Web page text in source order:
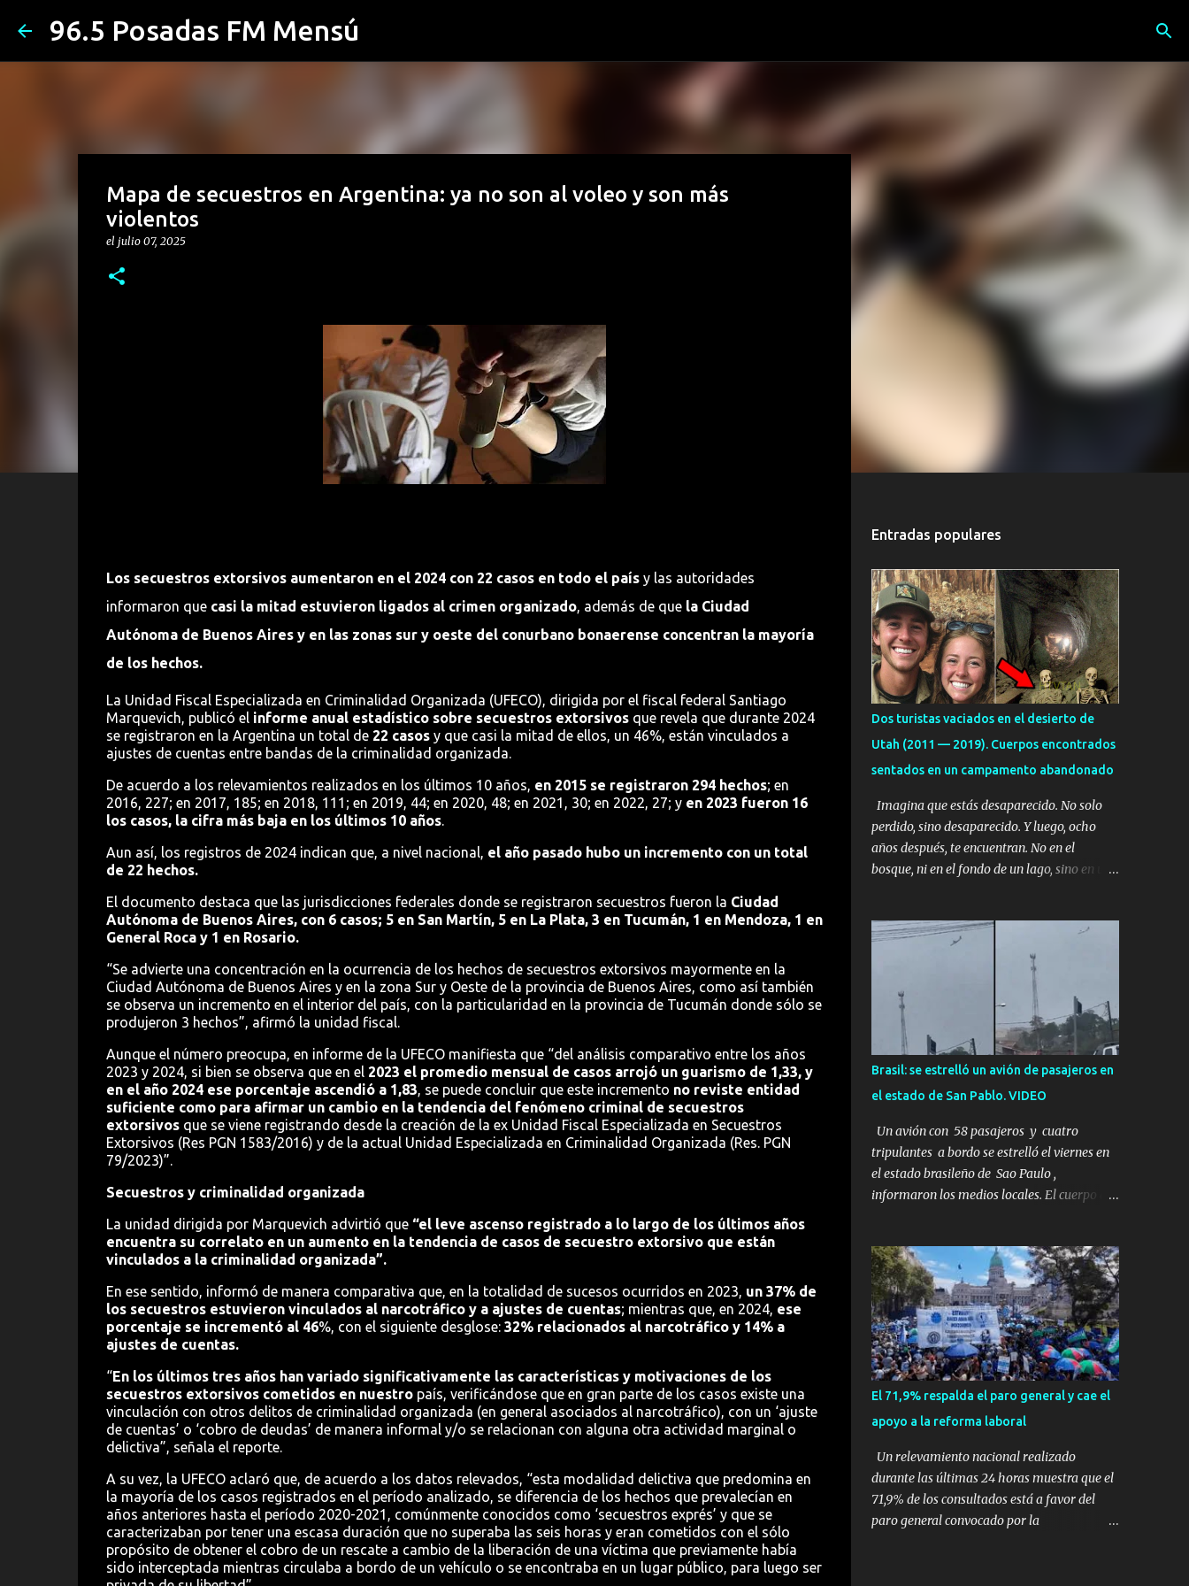
96.5 Posadas FM Mensú
Mapa de secuestros en Argentina: ya no son al voleo y son más
violentos
el julio 07, 2025
Los secuestros extorsivos aumentaron en el 2024 con 22 casos en todo el país y las autoridades
informaron que casi la mitad estuvieron ligados al crimen organizado, además de que la Ciudad
Autónoma de Buenos Aires y en las zonas sur y oeste del conurbano bonaerense concentran la mayoría
de los hechos.
La Unidad Fiscal Especializada en Criminalidad Organizada (UFECO), dirigida por el fiscal federal Santiago
Marquevich, publicó el informe anual estadístico sobre secuestros extorsivos que revela que durante 2024
se registraron en la Argentina un total de 22 casos y que casi la mitad de ellos, un 46%, están vinculados a
ajustes de cuentas entre bandas de la criminalidad organizada.
De acuerdo a los relevamientos realizados en los últimos 10 años, en 2015 se registraron 294 hechos; en
2016, 227; en 2017, 185; en 2018, 111; en 2019, 44; en 2020, 48; en 2021, 30; en 2022, 27; y en 2023 fueron 16
los casos, la cifra más baja en los últimos 10 años.
Aun así, los registros de 2024 indican que, a nivel nacional, el año pasado hubo un incremento con un total
de 22 hechos.
El documento destaca que las jurisdicciones federales donde se registraron secuestros fueron la Ciudad
Autónoma de Buenos Aires, con 6 casos; 5 en San Martín, 5 en La Plata, 3 en Tucumán, 1 en Mendoza, 1 en
General Roca y 1 en Rosario.
“Se advierte una concentración en la ocurrencia de los hechos de secuestros extorsivos mayormente en la
Ciudad Autónoma de Buenos Aires y en la zona Sur y Oeste de la provincia de Buenos Aires, como así también
se observa un incremento en el interior del país, con la particularidad en la provincia de Tucumán donde sólo se
produjeron 3 hechos”, afirmó la unidad fiscal.
Aunque el número preocupa, en informe de la UFECO manifiesta que “del análisis comparativo entre los años
2023 y 2024, si bien se observa que en el 2023 el promedio mensual de casos arrojó un guarismo de 1,33, y
en el año 2024 ese porcentaje ascendió a 1,83, se puede concluir que este incremento no reviste entidad
suficiente como para afirmar un cambio en la tendencia del fenómeno criminal de secuestros
extorsivos que se viene registrando desde la creación de la ex Unidad Fiscal Especializada en Secuestros
Extorsivos (Res PGN 1583/2016) y de la actual Unidad Especializada en Criminalidad Organizada (Res. PGN
79/2023)”.
Secuestros y criminalidad organizada
La unidad dirigida por Marquevich advirtió que “el leve ascenso registrado a lo largo de los últimos años
encuentra su correlato en un aumento en la tendencia de casos de secuestro extorsivo que están
vinculados a la criminalidad organizada”.
En ese sentido, informó de manera comparativa que, en la totalidad de sucesos ocurridos en 2023, un 37% de
los secuestros estuvieron vinculados al narcotráfico y a ajustes de cuentas; mientras que, en 2024, ese
porcentaje se incrementó al 46%, con el siguiente desglose: 32% relacionados al narcotráfico y 14% a
ajustes de cuentas.
“En los últimos tres años han variado significativamente las características y motivaciones de los
secuestros extorsivos cometidos en nuestro país, verificándose que en gran parte de los casos existe una
vinculación con otros delitos de criminalidad organizada (en general asociados al narcotráfico), con un ‘ajuste
de cuentas’ o ‘cobro de deudas’ de manera informal y/o se relacionan con alguna otra actividad marginal o
delictiva”, señala el reporte.
A su vez, la UFECO aclaró que, de acuerdo a los datos relevados, “esta modalidad delictiva que predomina en
la mayoría de los casos registrados en el período analizado, se diferencia de los hechos que prevalecían en
años anteriores hasta el período 2020-2021, comúnmente conocidos como ‘secuestros exprés’ y que se
caracterizaban por tener una escasa duración que no superaba las seis horas y eran cometidos con el sólo
propósito de obtener el cobro de un rescate a cambio de la liberación de una víctima que previamente había
sido interceptada mientras circulaba a bordo de un vehículo o se encontraba en un lugar público, para luego ser
Entradas populares
Dos turistas vaciados en el desierto de
Utah (2011 — 2019). Cuerpos encontrados
sentados en un campamento abandonado
Imagina que estás desaparecido. No solo
perdido, sino desaparecido. Y luego, ocho
años después, te encuentran. No en el
bosque, ni en el fondo de un lago, sino en una
querido. Parece que simplemente te has
quedado dormido, pero estás muerto, con los
huesos de las piernas rotos. Esta no es una
historia de monstruos de película. Esta es la
historia real de Sarah y Andrew. Es la
historia de cómo un viaje de tres días al
desierto se convirtió en un misterio de ocho
años, cuya respuesta resultó ser más
aterradora de lo que nadie podría haber
imaginado. Esta historia comenzó en 2011.
Sarah y Andrew eran una pareja normal de
Colorado. Ella tenía 26 años. Él, 28. No eran
aficionados a los deportes extremos ni
querían pasar un fin de semana lejos de la
ciudad. Su plan era de lo más sencillo. Tomar
su viejo pero confiable auto, con...
Brasil: se estrelló un avión de pasajeros en
el estado de San Pablo. VIDEO
Un avión con 58 pasajeros y cuatro
tripulantes a bordo se estrelló el viernes en
el estado brasileño de Sao Paulo ,
informaron los medios locales. El cuerpo de
medio local G1, en el complejo residencial
Recanto Florido. video; La cadena de
televisión brasileña GloboNews mostró
imágenes de una gran zona en llamas y
humo saliendo de un aparente fuselaje del
avión. Otras imágenes de GloboNews
mostraban un avión que descendía
verticalmente en espiral mientras que un
usuario compartió las llamas y la densa
humareda negra que salían de la nave, que
se había estrellado a metros de su casa,
entre los árboles. Según confirmó la
aerolínea, Voepass Linhas Aéreas, se trataba
El 71,9% respalda el paro general y cae el
apoyo a la reforma laboral
Un relevamiento nacional realizado
durante las últimas 24 horas muestra que el
71,9% de los consultados está a favor del
paro general convocado por la